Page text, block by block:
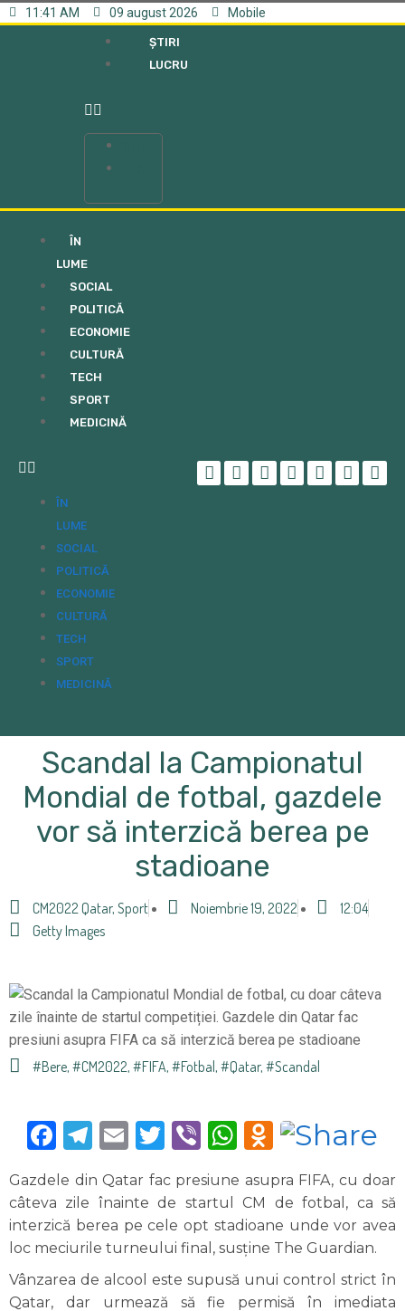
11:41 AM 09 august 2026 Mobile
ȘTIRI
LUCRU
ÎN
LUME
SOCIAL
POLITICĂ
ECONOMIE
CULTURĂ
TECH
SPORT
MEDICINĂ
ÎN
LUME
SOCIAL
POLITICĂ
ECONOMIE
CULTURĂ
TECH
SPORT
MEDICINĂ
Scandal la Campionatul
Mondial de fotbal, gazdele
vor să interzică berea pe
stadioane
CM2022 Qatar, Sport Noiembrie 19, 2022
12:04
Getty Images
#bere, #CM2022, #FIFA, #fotbal , #Qatar, #Scandal
Facebook
Telegram
EmailTwitter
ViberWhatsApp
Gazdele din Qatar fac presiune asupra FIFA, cu doar
câteva zile înainte de startul CM de fotbal, ca să
interzică berea pe cele opt stadioane unde vor avea
loc meciurile turneului final, susține The Guardian.
Vânzarea de alcool este supusă unui control strict în
Qatar, dar urmează să fie permisă în imediata